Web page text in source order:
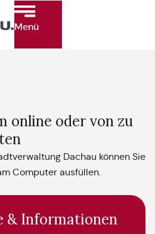
Menü
online oder von zu
Dachau können Sie
Computer ausfüllen.
& Informationen